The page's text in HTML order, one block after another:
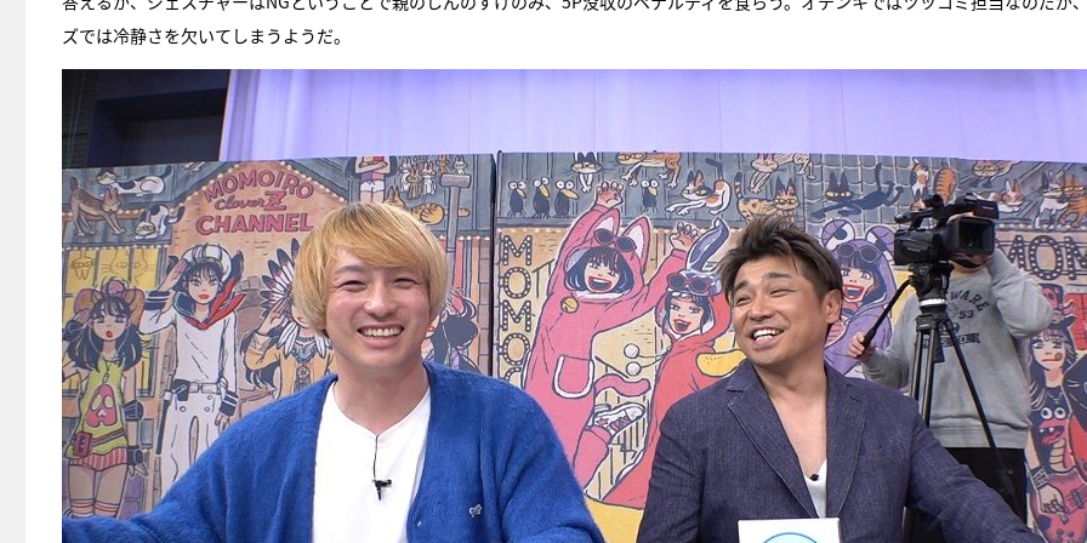
ズでは冷静さを欠いてしまうようだ。